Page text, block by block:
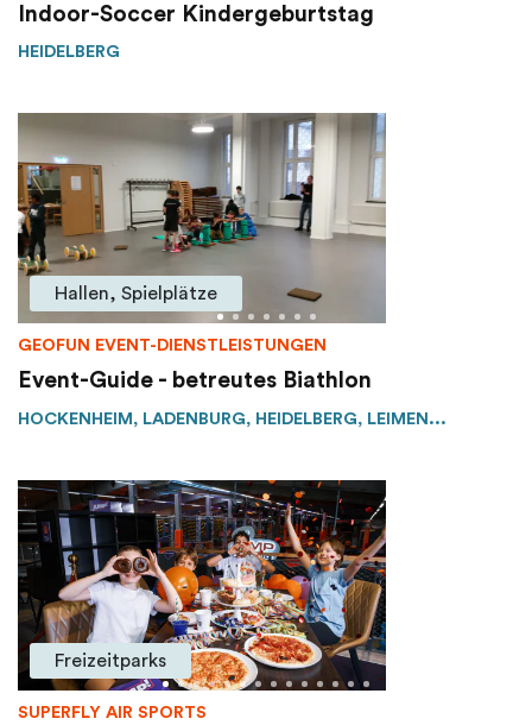
Indoor-Soccer Kindergeburtstag
HEIDELBERG
Hallen, Spielplätze
GEOFUN EVENT-DIENSTLEISTUNGEN
Event-Guide - betreutes Biathlon
HOCKENHEIM, LADENBURG, HEIDELBERG, LEIMEN...
Freizeitparks
SUPERFLY AIR SPORTS